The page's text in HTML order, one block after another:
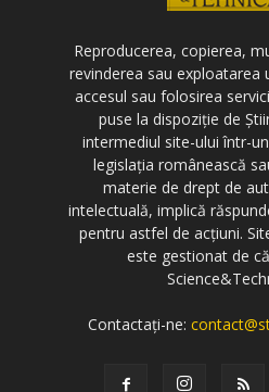
Reproducerea, copierea,
revinderea sau exploatarea
accesul sau folosirea
puse la dispoziție de
intermediul site-ului într-
legislația românească
materie de drept de
intelectuală, implică
pentru astfel de acțiuni.
este gestionat de
Contactați-ne: